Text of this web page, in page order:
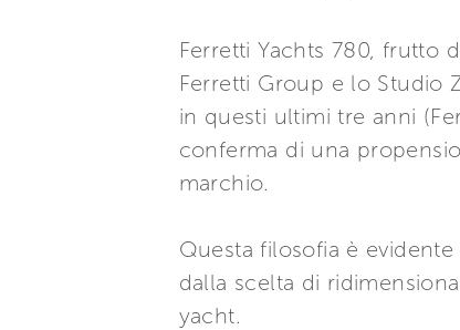
Ferretti Yachts 780, frutto
Ferretti Group e lo Studio
in questi ultimi tre anni
conferma di una
marchio.
Questa filosofia è
dalla scelta di
yacht.